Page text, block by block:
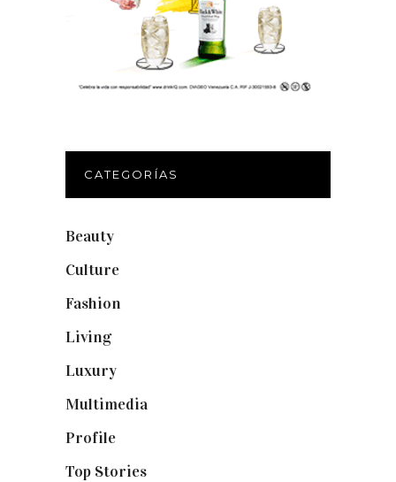
CATEGORÍAS
Beauty
Culture
Fashion
Living(337)
Luxury
Multimedia
Profile
Top Stories